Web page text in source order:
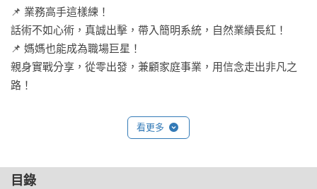
📌 業務高手這樣練！
話術不如心術，真誠出擊，帶入簡明系統，自然業績長紅！
📌 媽媽也能成為職場巨星！
親身實戰分享，從零出發，兼顧家庭事業，用信念走出非凡之
路！
天握著油槍的工讀生，一路成為壽險公司的首席顧問。咩經理
伴，帶領一群夥伴踏上MDRT（百萬圓桌）之路。
看更多
目錄